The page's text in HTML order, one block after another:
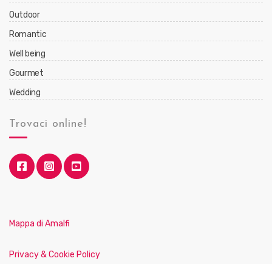
Outdoor
Romantic
Well being
Gourmet
Wedding
Trovaci online!
Mappa di Amalfi
Privacy & Cookie Policy